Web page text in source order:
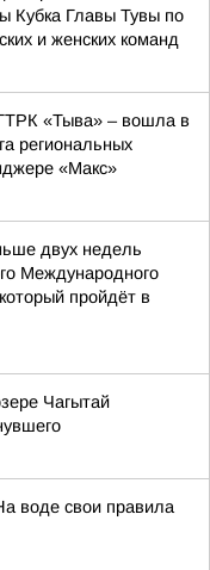
Кубка Главы Тувы по
и женских команд
«Тыва» – вошла в
региональных
«Макс»
двух недель
Международного
пройдёт в
Чагытай
воде свои правила